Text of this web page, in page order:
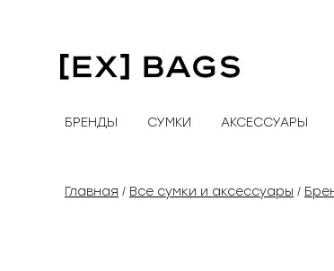
содержимому
БРЕНДЫ СУМКИ АКСЕССУАРЫ
Главная / Все сумки и аксессуары /